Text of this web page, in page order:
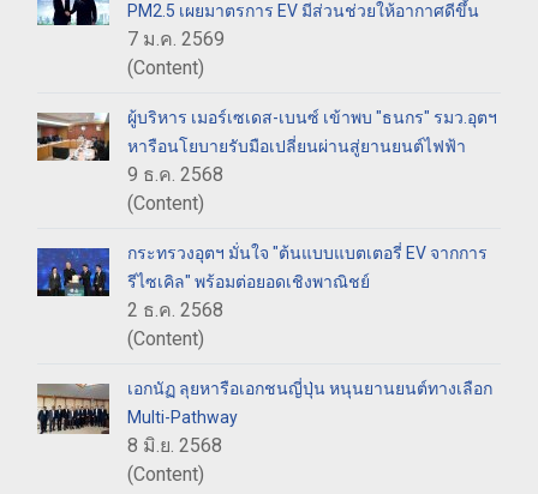
PM2.5 เผยมาตรการ EV มีส่วนช่วยให้อากาศดีขึ้น
7 ม.ค. 2569
(Content)
ผู้บริหาร เมอร์เซเดส-เบนซ์ เข้าพบ "ธนกร" รมว.อุตฯ
หารือนโยบายรับมือเปลี่ยนผ่านสู่ยานยนต์ไฟฟ้า
9 ธ.ค. 2568
(Content)
กระทรวงอุตฯ มั่นใจ "ต้นแบบแบตเตอรี่ EV จากการ
รีไซเคิล" พร้อมต่อยอดเชิงพาณิชย์
2 ธ.ค. 2568
(Content)
เอกนัฏ ลุยหารือเอกชนญี่ปุ่น หนุนยานยนต์ทางเลือก
Multi-Pathway
8 มิ.ย. 2568
(Content)